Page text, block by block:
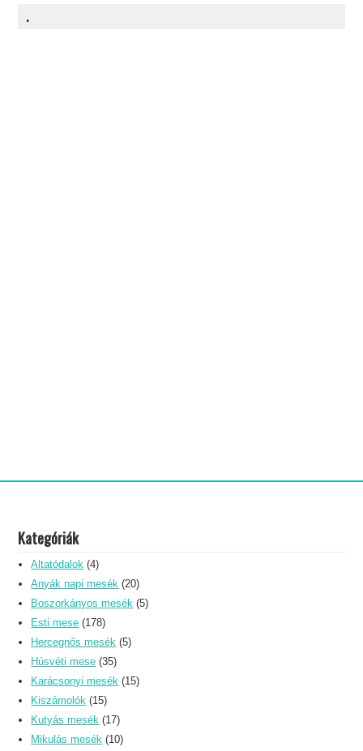
.
Kategóriák
Altatódalok (4)
Anyák napi mesék (20)
Boszorkányos mesék (5)
Esti mese (178)
Hercegnős mesék (5)
Húsvéti mese (35)
Karácsonyi mesék (15)
Kiszámolók (15)
Kutyás mesék (17)
Mikulás mesék (10)